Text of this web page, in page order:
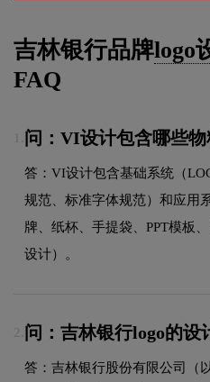
吉林银行品牌logo
FAQ
问：VI设计包含哪些物
答：VI设计包含基础系统（
规范、标准字体规范）和应用
牌、纸杯、手提袋、PPT模板
设计）。
2. 问：吉林银行logo的设
答：吉林银行股份有限公司（